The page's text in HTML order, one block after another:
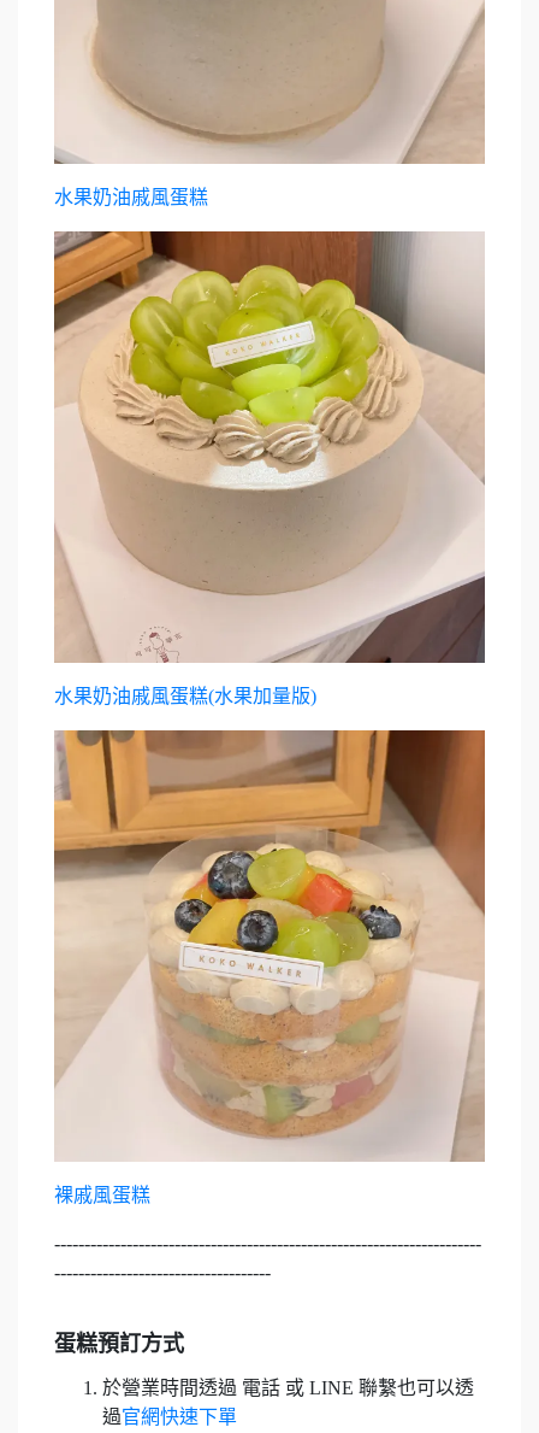
水果奶油戚風蛋糕
水果奶油戚風蛋糕(水果加量版)
裸戚風蛋糕
-----------------------------------------------------------------------
------------------------------------
蛋糕預訂方式
於營業時間透過 電話 或 LINE 聯繫也可以透
過官網快速下單